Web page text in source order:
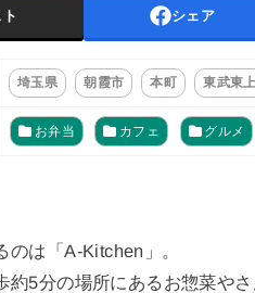
シェア
埼玉県 朝霞市 本町 東武東
お弁当 カフェ グルメ
のは「A-Kitchen」。
約5分の場所にあるお惣菜やさ